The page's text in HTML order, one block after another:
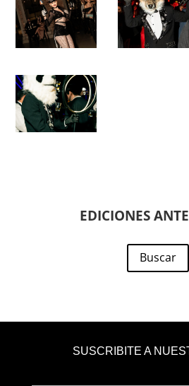
EDICIONES
Buscar
SUSCRIBITE A